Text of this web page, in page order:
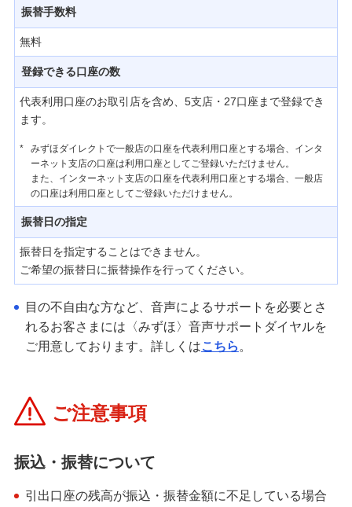
振替手数料
無料
登録できる口座の数
代表利用口座のお取引店を含め、5支店・27口座まで登録でき
ます。
*
みずほダイレクトで一般店の口座を代表利用口座とする場合、インタ
ーネット支店の口座は利用口座としてご登録いただけません。
また、インターネット支店の口座を代表利用口座とする場合、一般店
の口座は利用口座としてご登録いただけません。
振替日の指定
振替日を指定することはできません。
ご希望の振替日に振替操作を行ってください。
目の不自由な方など、音声によるサポートを必要とさ
れるお客さまには〈みずほ〉音声サポートダイヤルを
ご用意しております。詳しくはこちら 。
ご注意事項
振込・振替について
引出口座の残高が振込・振替金額に不足している場合